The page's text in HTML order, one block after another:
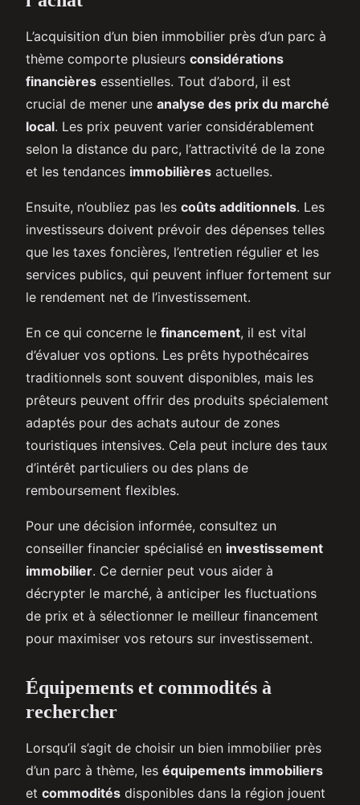
L’acquisition d’un bien immobilier près d’un parc à
thème comporte plusieurs considérations
financières essentielles. Tout d’abord, il est
crucial de mener une analyse des prix du marché
local. Les prix peuvent varier considérablement
selon la distance du parc, l’attractivité de la zone
et les tendances immobilières actuelles.
Ensuite, n’oubliez pas les coûts additionnels. Les
investisseurs doivent prévoir des dépenses telles
que les taxes foncières, l’entretien régulier et les
services publics, qui peuvent influer fortement sur
le rendement net de l’investissement.
En ce qui concerne le financement, il est vital
d’évaluer vos options. Les prêts hypothécaires
traditionnels sont souvent disponibles, mais les
prêteurs peuvent offrir des produits spécialement
adaptés pour des achats autour de zones
touristiques intensives. Cela peut inclure des taux
d’intérêt particuliers ou des plans de
remboursement flexibles.
Pour une décision informée, consultez un
conseiller financier spécialisé en investissement
immobilier. Ce dernier peut vous aider à
décrypter le marché, à anticiper les fluctuations
de prix et à sélectionner le meilleur financement
pour maximiser vos retours sur investissement.
Équipements et commodités à
rechercher
Lorsqu’il s’agit de choisir un bien immobilier près
d’un parc à thème, les équipements immobiliers
et commodités disponibles dans la région jouent